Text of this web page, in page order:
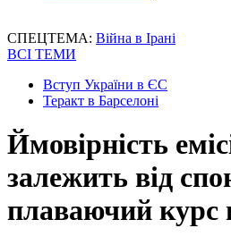
СПЕЦТЕМА: Війна в Ірані
ВСІ ТЕМИ
Вступ України в ЄС
Теракт в Барселоні
Ймовірність
залежить від
плаваючий курс